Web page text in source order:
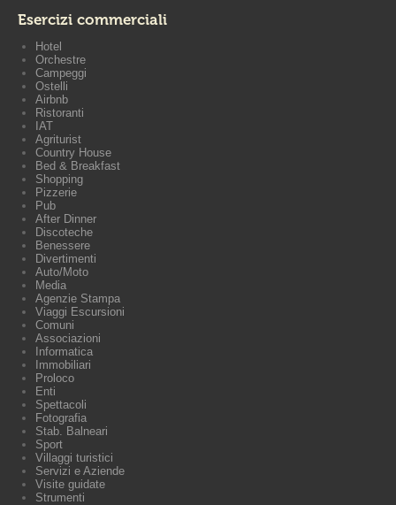
Esercizi commerciali
Hotel
Orchestre
Campeggi
Ostelli
Airbnb
Ristoranti
IAT
Agriturist
Country House
Bed & Breakfast
Shopping
Pizzerie
Pub
After Dinner
Discoteche
Benessere
Divertimenti
Auto/Moto
Media
Agenzie Stampa
Viaggi Escursioni
Comuni
Associazioni
Informatica
Immobiliari
Proloco
Enti
Spettacoli
Fotografia
Stab. Balneari
Sport
Villaggi turistici
Servizi e Aziende
Visite guidate
Strumenti